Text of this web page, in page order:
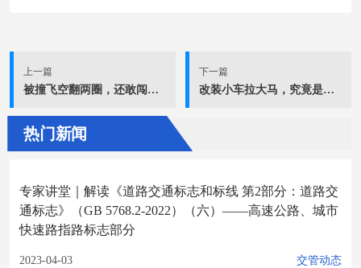
上一篇
被撞飞空翻两圈，还敢闯红灯吗！
下一篇
改装小车拉大马，究竟是怎么一回事？
热门新闻
专家讲堂｜解读《道路交通标志和标线 第2部分：道路交
通标志》（GB 5768.2-2022）（六）——高速公路、城市
快速路指路标志部分
2023-04-03 交管动态